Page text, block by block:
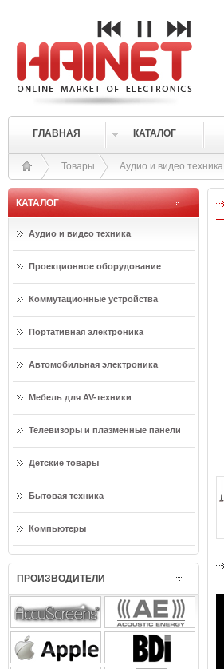
ГЛАВНАЯ КАТАЛОГ
Товары Аудио и видео техника
КАТАЛОГ
Аудио и видео техника
Проекционное оборудование
Коммутационные устройства
Портативная электроника
Автомобильная электроника
Мебель для AV-техники
Телевизоры и плазменные панели
Детские товары
Бытовая техника
Компьютеры
ПРОИЗВОДИТЕЛИ